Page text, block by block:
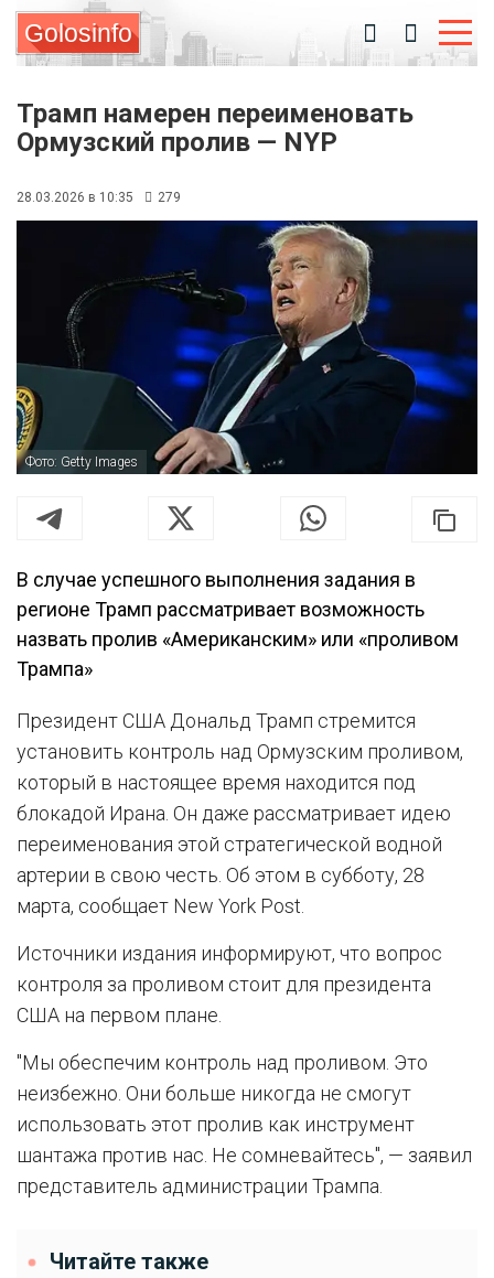
Golosinfo
Трамп намерен переименовать
Ормузский пролив — NYP
28.03.2026 в 10:35 279
Фото: Getty Images
В случае успешного выполнения задания в
регионе Трамп рассматривает возможность
назвать пролив «Американским» или «проливом
Трампа»
Президент США Дональд Трамп стремится
установить контроль над Ормузским проливом,
который в настоящее время находится под
блокадой Ирана. Он даже рассматривает идею
переименования этой стратегической водной
артерии в свою честь. Об этом в субботу, 28
марта, сообщает New York Post.
Источники издания информируют, что вопрос
контроля за проливом стоит для президента
США на первом плане.
"Мы обеспечим контроль над проливом. Это
неизбежно. Они больше никогда не смогут
использовать этот пролив как инструмент
шантажа против нас. Не сомневайтесь", — заявил
представитель администрации Трампа.
Читайте также